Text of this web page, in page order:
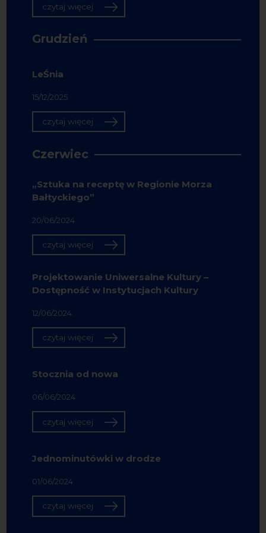
czytaj więcej
Grudzień
LeŚnia
15/12/2025
czytaj więcej
Czerwiec
„Sztuka na receptę w Regionie Morza
Bałtyckiego”
20/06/2024
czytaj więcej
Projektowanie Uniwersalne Kultury –
Dostępność w Instytucjach Kultury
12/06/2024
czytaj więcej
Stocznia od nowa
06/06/2024
czytaj więcej
Jednominutówki w drodze
01/06/2024
czytaj więcej